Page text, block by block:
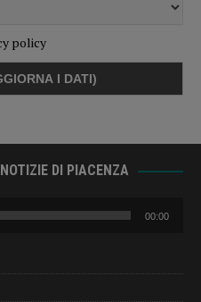
policy
DI PIACENZA
00:00